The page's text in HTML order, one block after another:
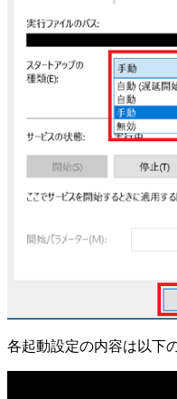
各起動設定の内容は以下